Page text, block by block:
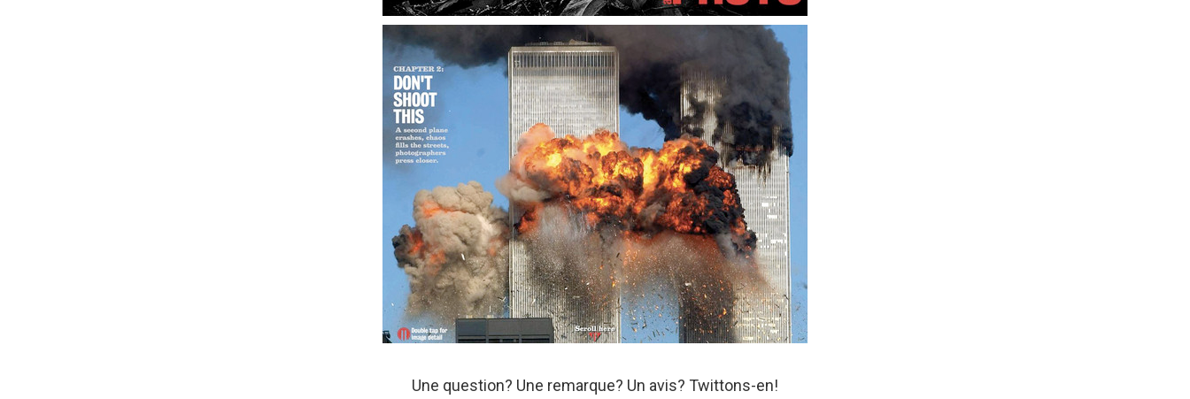
Une question? Une remarque? Un avis? Twittons-en!